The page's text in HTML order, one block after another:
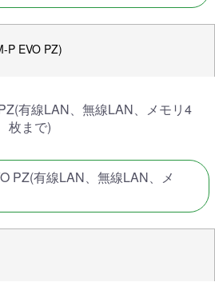
P EVO PZ)
有線LAN、無線LAN、メモリ4
枚まで)
PZ(有線LAN、無線LAN、メ